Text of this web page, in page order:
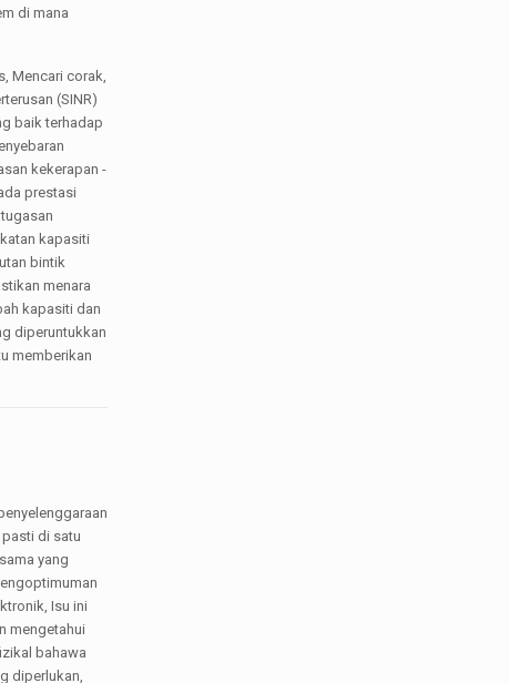
di mana
Mencari corak,
(SINR)
baik terhadap
kekerapan -
prestasi
kapasiti
bintik
menara
kapasiti dan
diperuntukkan
memberikan
di satu
yang
Isu ini
mengetahui
bahawa
diperlukan,